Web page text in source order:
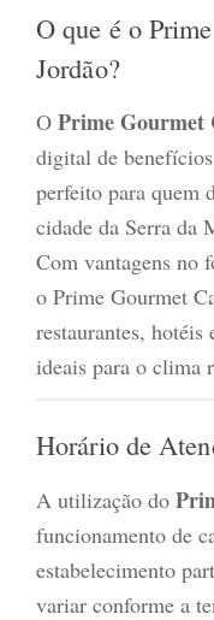
O que é o
Jordão?
O Prime Gourmet
digital de
perfeito para quem
cidade da Serra da
Com vantagens no
o Prime Gourmet
restaurantes, hotéis
ideais para o clima
Horário de
A utilização do
funcionamento de
estabelecimento
variar conforme a